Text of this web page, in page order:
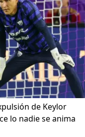
de Keylor
lo nadie se anima